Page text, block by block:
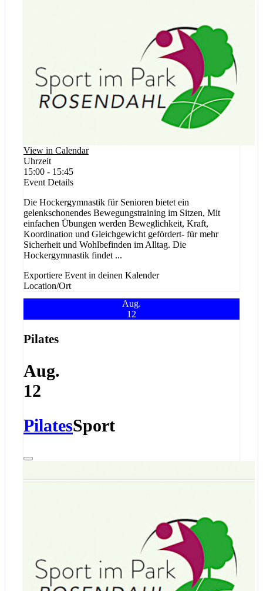
View in Calendar
Uhrzeit
15:00 - 15:45
Event Details
Die Hockergymnastik für Senioren bietet ein
gelenkschonendes Bewegungstraining im Sitzen, Mit
einfachen Übungen werden Beweglichkeit, Kraft,
Koordination und Gleichgewicht gefördert- für mehr
Sicherheit und Wohlbefinden im Alltag. Die
Hockergymnastik findet ...
Exportiere Event in deinen Kalender
Location/Ort
Aug.
12
Pilates
Aug.
12
PilatesSport